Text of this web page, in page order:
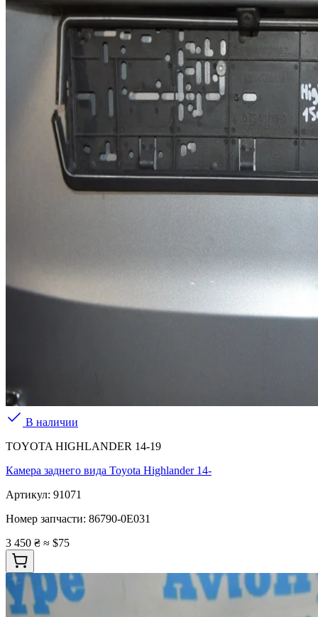
В наличии
TOYOTA HIGHLANDER 14-19
Камера заднего вида Toyota Highlander 14-
Артикул: 91071
Номер запчасти: 86790-0E031
3 450 ₴ ≈ $75